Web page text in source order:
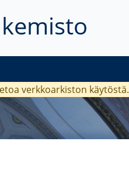
verkkoarkiston käytöstä.